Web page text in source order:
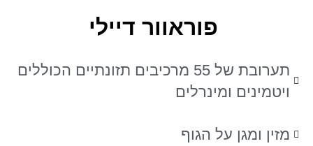
פוראוור דיילי
תערובת של 55 מרכיבים תזונתיים הכוללים
ויטמינים ומינרלים
מזין ומגן על הגוף